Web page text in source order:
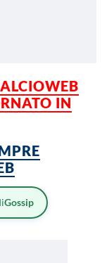
IN
Gossip